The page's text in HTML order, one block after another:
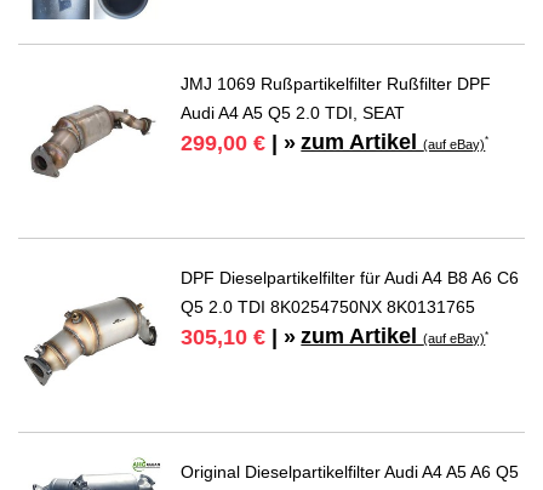
JMJ 1069 Rußpartikelfilter Rußfilter DPF
Audi A4 A5 Q5 2.0 TDI, SEAT
299,00 € | » zum Artikel(auf eBay)*
DPF Dieselpartikelfilter für Audi A4 B8 A6 C6
Q5 2.0 TDI 8K0254750NX 8K0131765
305,10 € | » zum Artikel(auf eBay)*
Original Dieselpartikelfilter Audi A4 A5 A6 Q5